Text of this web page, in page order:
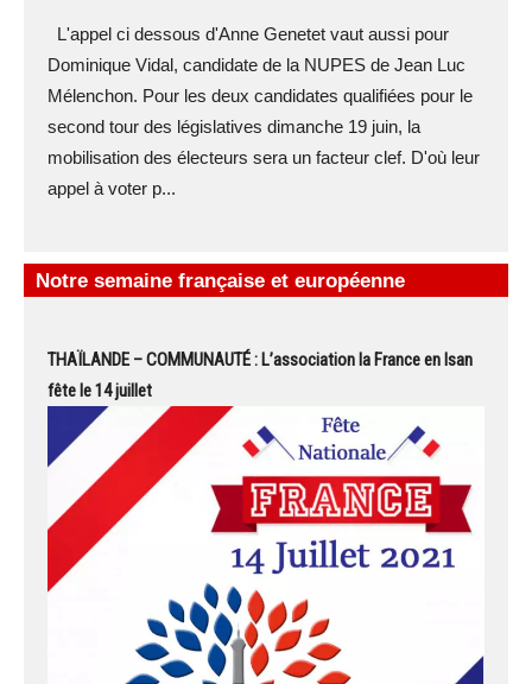
L'appel ci dessous d'Anne Genetet vaut aussi pour
Dominique Vidal, candidate de la NUPES de Jean Luc
Mélenchon. Pour les deux candidates qualifiées pour le
second tour des législatives dimanche 19 juin, la
mobilisation des électeurs sera un facteur clef. D'où leur
appel à voter p...
Notre semaine française et européenne
THAÏLANDE – COMMUNAUTÉ : L’association la France en Isan
fête le 14 juillet